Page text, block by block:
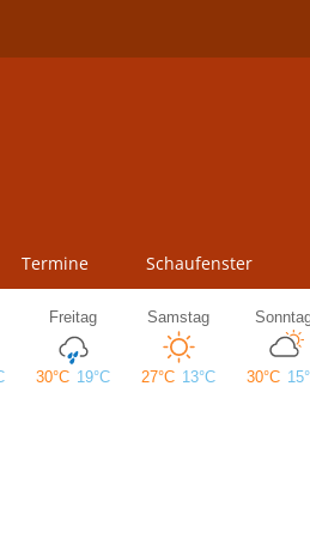
Termine Schaufenster